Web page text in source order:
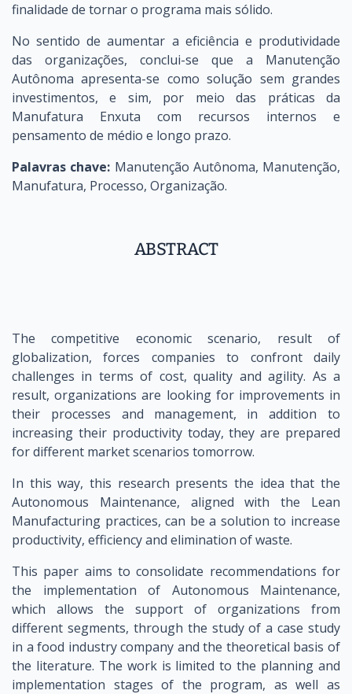
finalidade de tornar o programa mais sólido.
No sentido de aumentar a eficiência e produtividade
das organizações, conclui-se que a Manutenção
Autônoma apresenta-se como solução sem grandes
investimentos, e sim, por meio das práticas da
Manufatura Enxuta com recursos internos e
pensamento de médio e longo prazo.
Palavras chave: Manutenção Autônoma, Manutenção,
Manufatura, Processo, Organização.
ABSTRACT
The competitive economic scenario, result of
globalization, forces companies to confront daily
challenges in terms of cost, quality and agility. As a
result, organizations are looking for improvements in
their processes and management, in addition to
increasing their productivity today, they are prepared
for different market scenarios tomorrow.
In this way, this research presents the idea that the
Autonomous Maintenance, aligned with the Lean
Manufacturing practices, can be a solution to increase
productivity, efficiency and elimination of waste.
This paper aims to consolidate recommendations for
the implementation of Autonomous Maintenance,
which allows the support of organizations from
different segments, through the study of a case study
in a food industry company and the theoretical basis of
the literature. The work is limited to the planning and
implementation stages of the program, as well as